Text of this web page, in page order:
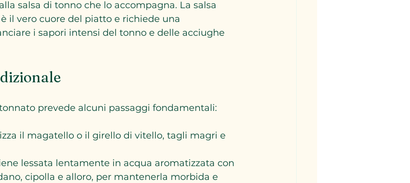
salsa di tonno che lo accompagna. La salsa
il vero cuore del piatto e richiede una
i sapori intensi del tonno e delle acciughe
prevede alcuni passaggi fondamentali:
il magatello o il girello di vitello, tagli magri e
lessata lentamente in acqua aromatizzata con
cipolla e alloro, per mantenerla morbida e